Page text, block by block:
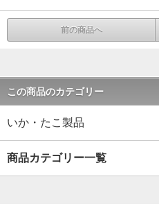
前の商品へ
この商品のカテゴリー
いか・たこ製品
商品カテゴリー一覧